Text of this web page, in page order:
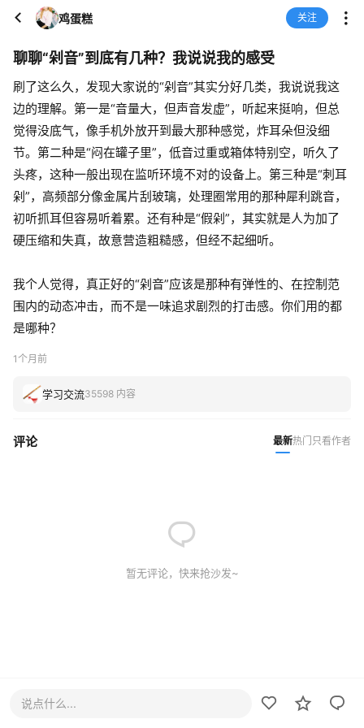
鸡蛋糕 关注
聊聊“剁音”到底有几种？我说说我的感受
刷了这么久，发现大家说的“剁音”其实分好几类，我说说我这
边的理解。第一是“音量大，但声音发虚”，听起来挺响，但总
觉得没底气，像手机外放开到最大那种感觉，炸耳朵但没细
节。第二种是“闷在罐子里”，低音过重或箱体特别空，听久了
头疼，这种一般出现在监听环境不对的设备上。第三种是“刺耳
剁”，高频部分像金属片刮玻璃，处理圈常用的那种犀利跳音，
初听抓耳但容易听着累。还有种是“假剁”，其实就是人为加了
硬压缩和失真，故意营造粗糙感，但经不起细听。
我个人觉得，真正好的“剁音”应该是那种有弹性的、在控制范
围内的动态冲击，而不是一味追求剧烈的打击感。你们用的都
是哪种？
1个月前
学习交流35598 内容
评论 最新热门 只看作者
暂无评论，快来抢沙发~
说点什么...